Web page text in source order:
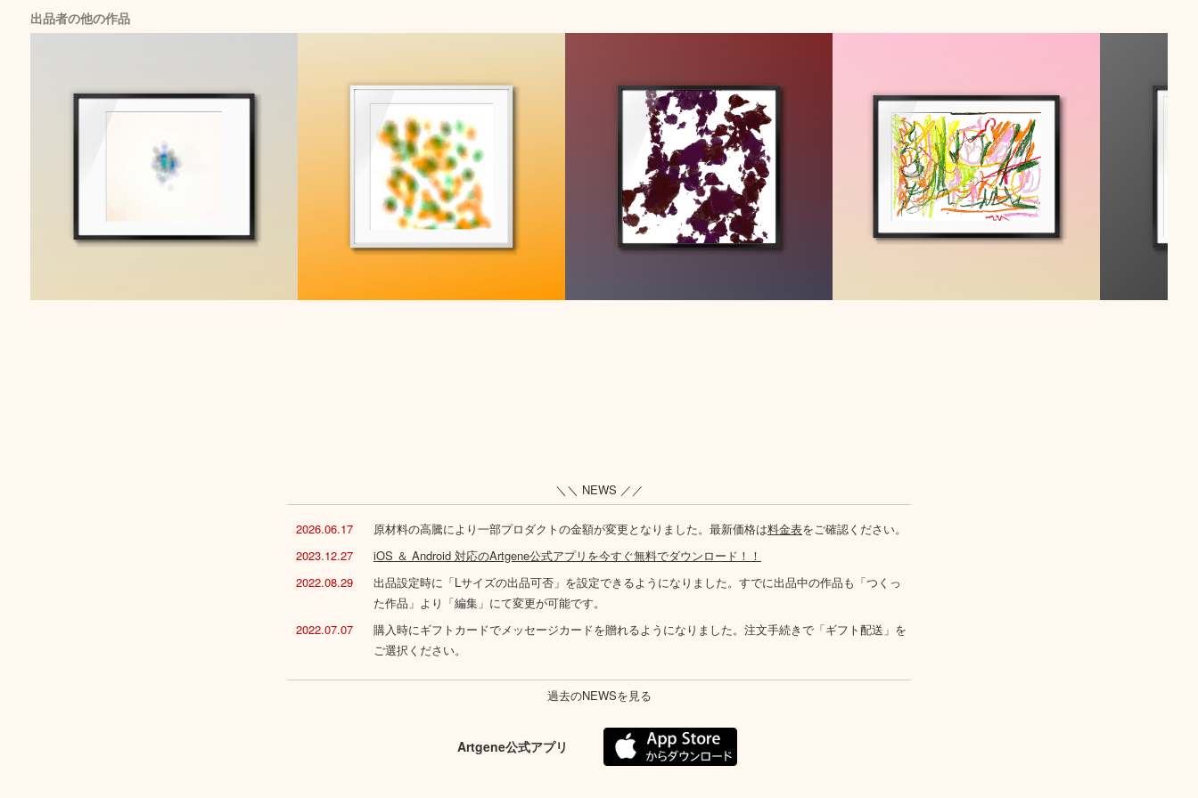
出品者の他の作品
＼＼ NEWS ／／
2026.06.17 原材料の高騰により一部プロダクトの金額が変更となりました。最新価格は料金表をご確認ください。
2023.12.27
iOS ＆ Android 対応のArtgene公式アプリを今すぐ無料でダウンロード！！
2022.08.29
出品設定時に「Lサイズの出品可否」を設定できるようになりました。すでに出品中の作品も「つくっ
た作品」より「編集」にて変更が可能です。
2022.07.07
購入時にギフトカードでメッセージカードを贈れるようになりました。注文手続きで「ギフト配送」を
ご選択ください。
過去のNEWSを見る
Artgene公式アプリ